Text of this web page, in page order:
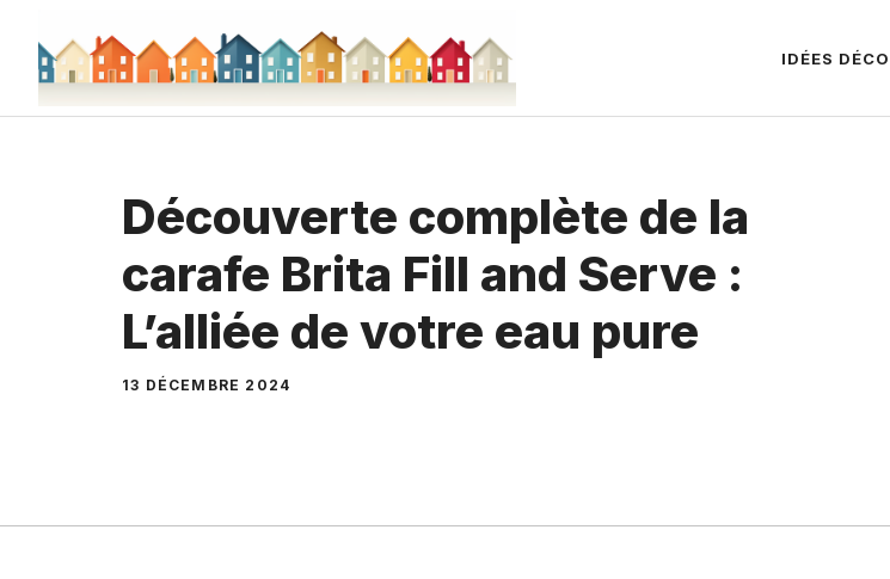
contenu
IDÉES
Découverte complète de la
carafe Brita Fill and Serve :
L’alliée de votre eau pure
13 DÉCEMBRE 2024